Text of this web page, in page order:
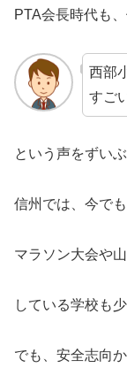
PTA会長時代も
西部
すご
という声をずい
信州では、今で
マラソン大会や
している学校も
でも、安全志向